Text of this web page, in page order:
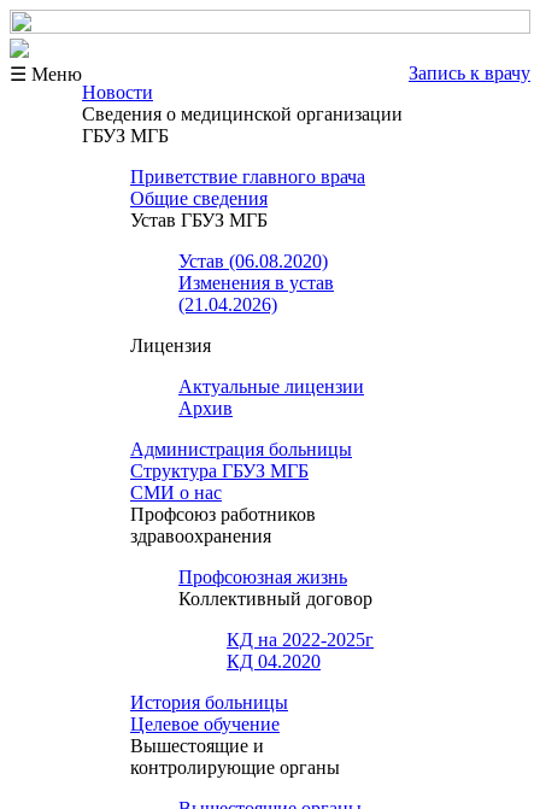
☰ Меню
Запись к врачу
Новости
Сведения о медицинской организации
ГБУЗ МГБ
Приветствие главного врача
Общие сведения
Устав ГБУЗ МГБ
Устав (06.08.2020)
Изменения в устав
(21.04.2026)
Лицензия
Актуальные лицензии
Архив
Администрация больницы
Структура ГБУЗ МГБ
СМИ о нас
Профсоюз работников
здравоохранения
Профсоюзная жизнь
Коллективный договор
КД на 2022-2025г
КД 04.2020
История больницы
Целевое обучение
Вышестоящие и
контролирующие органы